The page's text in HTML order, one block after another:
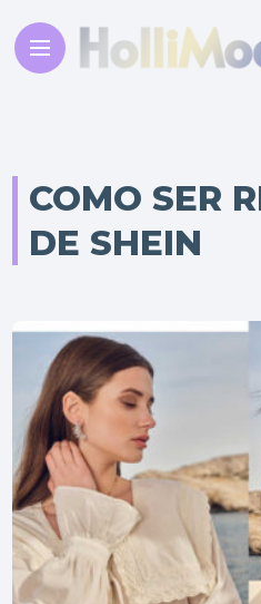
COMO SER
DE SHEIN